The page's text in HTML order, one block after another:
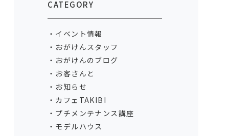
CATEGORY
イベント情報
おがけんスタッフ
おがけんのブログ
お客さんと
お知らせ
カフェTAKIBI
プチメンテナンス講座
モデルハウス